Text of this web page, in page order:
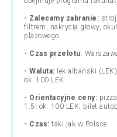
- Zalecamy zabranie:
filtrem, nakrycia głowy,
plażowego
- Czas przelotu:
- Waluta: lek albański
ok. 100 LEK
- Orientacyjne ceny:
1.5l ok. 100 LEK; bilet
- Czas: taki jak w Polsce